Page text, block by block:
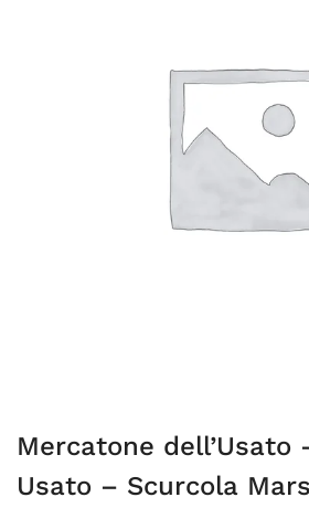
Mercatone dell’Usato
Usato – Scurcola